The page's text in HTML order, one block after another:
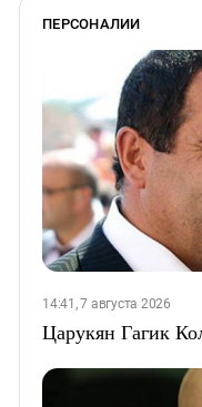
ПЕРСОНАЛИИ
14:41, 7 августа 2026
Царукян Гагик